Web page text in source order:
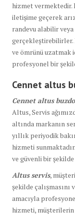
hizmet vermektedir.
iletişime geçerek
randevu alabilir
gerçekleştirebilirler.
ve ömrünü
profesyonel bir
Cennet altus
Cennet altus
Altus, Servis
altında markanın
yıllık periyodik
hizmeti
ve güvenli bir
Altus servis,
şekilde çalışmasını
amacıyla
hizmeti,